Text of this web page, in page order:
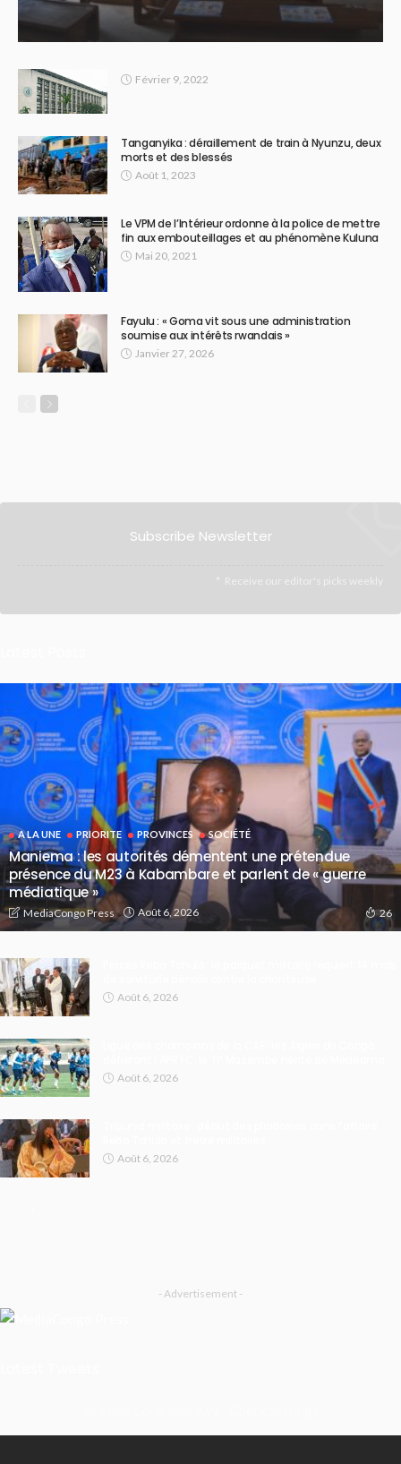
Février 9, 2022
Tanganyika : déraillement de train à Nyunzu, deux
morts et des blessés
Août 1, 2023
Le VPM de l’Intérieur ordonne à la police de mettre
fin aux embouteillages et au phénomène Kuluna
Mai 20, 2021
Fayulu : « Goma vit sous une administration
soumise aux intérêts rwandais »
Janvier 27, 2026
Subscribe Newsletter
Receive our editor's picks weekly
A LA UNE PRIORITE PROVINCES SOCIÉTÉ
Maniema : les autorités démentent une prétendue
présence du M23 à Kabambare et parlent de « guerre
médiatique »
MediaCongo Press Août 6, 2026 26
Août 6, 2026
Août 6, 2026
Août 6, 2026
- Advertisement -